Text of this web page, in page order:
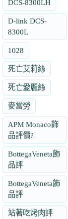
DCS-8300LH
D-link DCS-
8300L
1028
死亡艾莉絲
死亡愛麗絲
麥當勞
APM Monaco飾
品評價?
BottegaVeneta飾
品評
BottegaVeneta飾
品評
站著吃烤肉評